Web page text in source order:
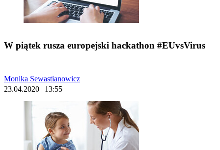
W piątek rusza europejski hackathon #EUvsVirus
Monika Sewastianowicz
23.04.2020 | 13:55